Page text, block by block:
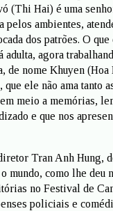
(Thi Hai) é uma
pelos ambientes,
dos patrões. O
agora
nome Khuyen (Hoa
ele não ama tanto
meio a memórias,
e que nos
Tran Anh Hung,
mundo, como lhe deu
no Festival de
policiais e